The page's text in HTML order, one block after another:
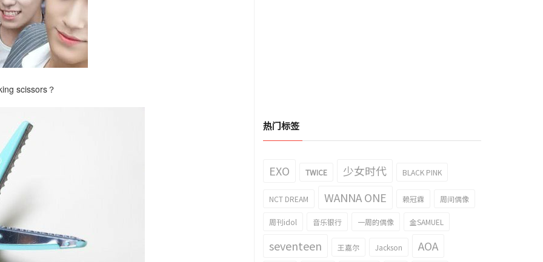
scissors？
热门标签
EXO TWICE 少女时代 BLACK PINK
NCT DREAM WANNA ONE 赖冠霖 周间偶像
周刊idol 音乐银行 一周的偶像 金SAMUEL
seventeen 王嘉尔 Jackson AOA